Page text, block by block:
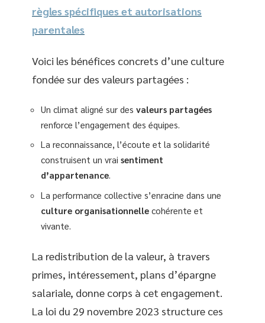
règles spécifiques et autorisations
parentales
Voici les bénéfices concrets d’une culture
fondée sur des valeurs partagées :
Un climat aligné sur des valeurs partagées
renforce l’engagement des équipes.
La reconnaissance, l’écoute et la solidarité
construisent un vrai sentiment
d’appartenance.
La performance collective s’enracine dans une
culture organisationnelle cohérente et
vivante.
La redistribution de la valeur, à travers
primes, intéressement, plans d’épargne
salariale, donne corps à cet engagement.
La loi du 29 novembre 2023 structure ces